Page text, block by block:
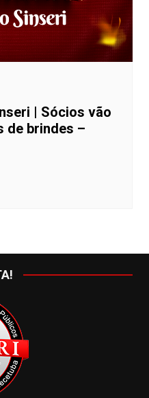
| Sócios vão
de brindes –